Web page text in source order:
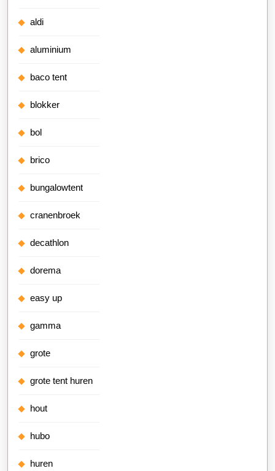
aldi
aluminium
baco tent
blokker
bol
brico
bungalowtent
cranenbroek
decathlon
dorema
easy up
gamma
grote
grote tent huren
hout
hubo
huren